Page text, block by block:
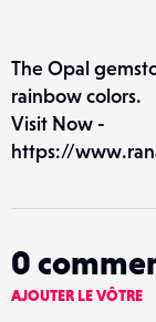
The Opal
rainbow colors.
Visit Now -
https://
0
AJOUTER LE VÔTRE